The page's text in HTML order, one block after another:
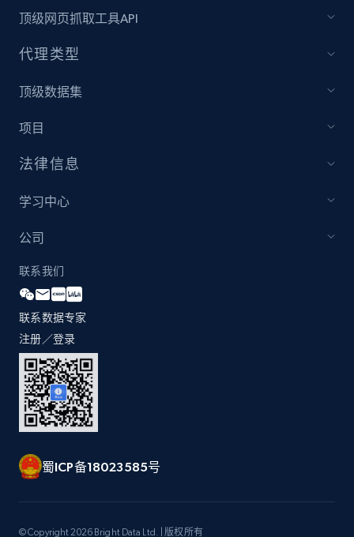
Video length, Likes, Views, and more.
8.1K+
Youtube - Videos posts - Discovery records
Video length, Likes, Views, and more.
8.1K+
Youtube - Videos posts - Discovery videos
by podcast url
URL, Title, Youtuber, Youtuber md5, Video url,
Video length, Likes, Views, and more.
Amazon Reviews
顶级网页抓取工具API
代理类型
顶级数据集
项目
法律信息
学习中心
公司
联系我们
联系数据专家
注册／登录
蜀ICP备18023585号
© Copyright 2026 Bright Data Ltd. | 版权所有